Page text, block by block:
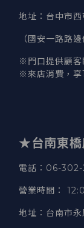
地址 ：台中市
（國安一路路
※門口提供顧客
※來店消費，享
★台南東
電話 ：06-
營業時間 ：
地址 ：台南市